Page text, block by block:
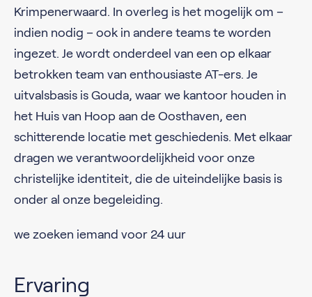
Krimpenerwaard. In overleg is het mogelijk om –
indien nodig – ook in andere teams te worden
ingezet. Je wordt onderdeel van een op elkaar
betrokken team van enthousiaste AT-ers. Je
uitvalsbasis is Gouda, waar we kantoor houden in
het Huis van Hoop aan de Oosthaven, een
schitterende locatie met geschiedenis. Met elkaar
dragen we verantwoordelijkheid voor onze
christelijke identiteit, die de uiteindelijke basis is
onder al onze begeleiding.
we zoeken iemand voor 24 uur
Ervaring